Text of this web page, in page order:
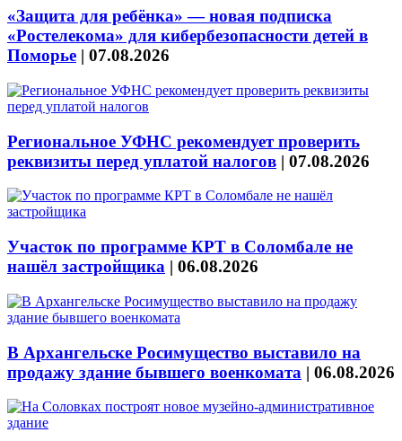
«Защита для ребёнка» — новая подписка
«Ростелекома» для кибербезопасности детей в
Поморье | 07.08.2026
Региональное УФНС рекомендует проверить
реквизиты перед уплатой налогов | 07.08.2026
Участок по программе КРТ в Соломбале не
нашёл застройщика | 06.08.2026
В Архангельске Росимущество выставило на
продажу здание бывшего военкомата | 06.08.2026